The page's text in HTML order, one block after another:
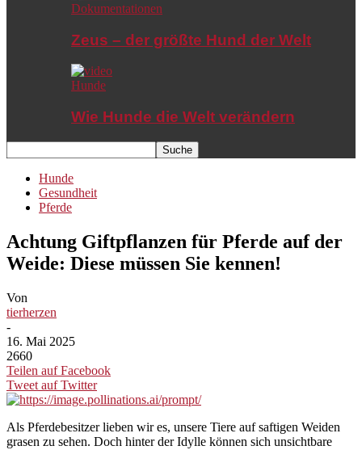
Dokumentationen
Zeus – der größte Hund der Welt
Hunde
Wie Hunde die Welt verändern
Hunde
Gesundheit
Pferde
Achtung Giftpflanzen für Pferde auf der
Weide: Diese müssen Sie kennen!
Von
tierherzen
-
16. Mai 2025
2660
Teilen auf Facebook
Tweet auf Twitter
Als Pferdebesitzer lieben wir es, unsere Tiere auf saftigen Weiden
grasen zu sehen. Doch hinter der Idylle können sich unsichtbare